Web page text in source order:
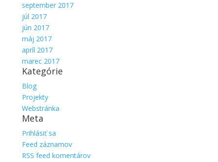
september 2017
júl 2017
jún 2017
máj 2017
apríl 2017
marec 2017
Kategórie
Blog
Projekty
Webstránka
Meta
Prihlásiť sa
Feed záznamov
RSS feed komentárov